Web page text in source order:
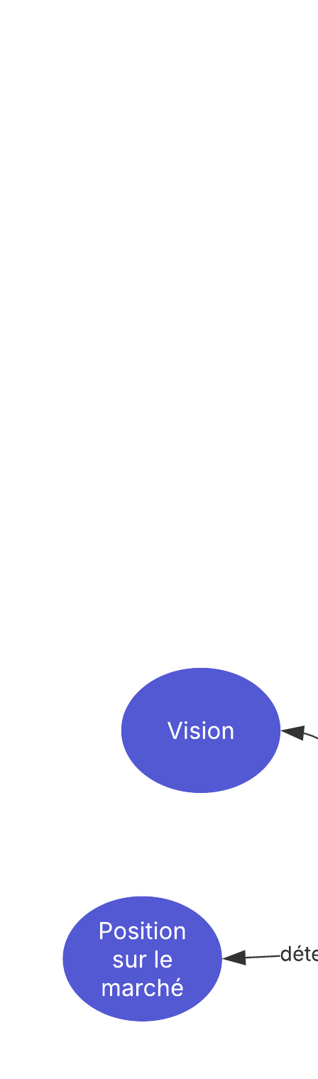
idées liés à la gestion des opérations.
Expliquer les liens entre les concepts.
Organiser vos concepts en plaçant votre concept principal au
centre et vos sous-concepts autour de lui.
Ouvrez ce modèle pour afficher un exemple détaillé de carte
conceptuelle en toile d'araignée que vous pouvez personnaliser selon
votre cas d'utilisation.
Modèles connexes